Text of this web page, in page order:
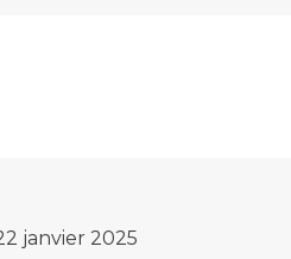
janvier 2025